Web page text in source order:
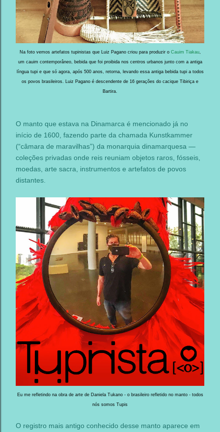
Na foto vemos artefatos tupinistas que Luiz Pagano criou para produzir o Cauim Tiakau,
um cauim contemporâneo, bebida que foi proibida nos centros urbanos junto com a antiga
língua tupi e que só agora, após 500 anos, retorna, levando essa antiga bebida tupi a todos
os povos brasileiros. Luiz Pagano é descendente de 16 gerações do cacique Tibiriça e
Bartira.
O manto que estava na Dinamarca é mencionado já no
início de 1600, fazendo parte da chamada Kunstkammer
(“câmara de maravilhas”) da monarquia dinamarquesa —
coleções privadas onde reis reuniam objetos raros, fósseis,
moedas, arte sacra, instrumentos e artefatos de povos
distantes.
Eu me refletindo na obra de arte de Daniela Tukano - o brasileiro refletido no manto - todos
nós somos Tupis
O registro mais antigo conhecido desse manto aparece em